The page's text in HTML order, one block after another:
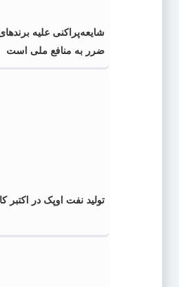
شایعه‌پراکنی علیه
ضرر به منافع ملی است
تولید نفت اوپک در اکتبر